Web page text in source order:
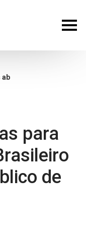
Meio Ambiente
para
de